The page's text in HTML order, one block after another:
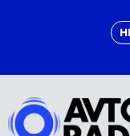
- ТВІЙ РУХ